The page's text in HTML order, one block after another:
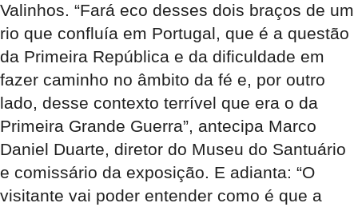
Valinhos. “Fará eco desses dois braços de um
rio que confluía em Portugal, que é a questão
da Primeira República e da dificuldade em
fazer caminho no âmbito da fé e, por outro
lado, desse contexto terrível que era o da
Primeira Grande Guerra”, antecipa Marco
Daniel Duarte, diretor do Museu do Santuário
e comissário da exposição. E adianta: “O
visitante vai poder entender como é que a